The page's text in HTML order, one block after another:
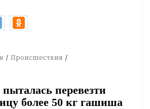
Происшествия
перевезти
более 50 кг гашиша